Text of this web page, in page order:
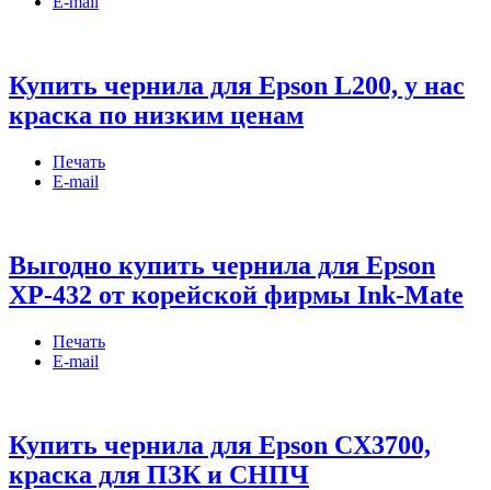
Купить чернила для Epson L200, у нас
краска по низким ценам
Печать
E-mail
Выгодно купить чернила для Epson
XP-432 от корейской фирмы Ink-Mate
Печать
E-mail
Купить чернила для Epson CX3700,
краска для ПЗК и СНПЧ